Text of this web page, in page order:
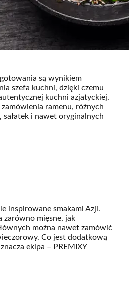
są wynikiem
szefa kuchni, dzięki czemu
kuchni azjatyckiej.
zamówienia ramenu, różnych
i nawet oryginalnych
inspirowane smakami Azji.
zarówno mięsne, jak
można nawet zamówić
Co jest dodatkową
ekipa – PREMIXY